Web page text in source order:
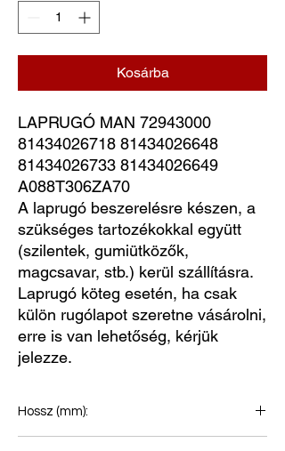
Kosárba
LAPRUGÓ MAN 72943000
81434026718 81434026648
81434026733 81434026649
A088T306ZA70
A laprugó beszerelésre készen, a
szükséges tartozékokkal együtt
(szilentek, gumiütközők,
magcsavar, stb.) kerül szállításra.
Laprugó köteg esetén, ha csak
külön rugólapot szeretne vásárolni,
erre is van lehetőség, kérjük
jelezze.
Hossz (mm):